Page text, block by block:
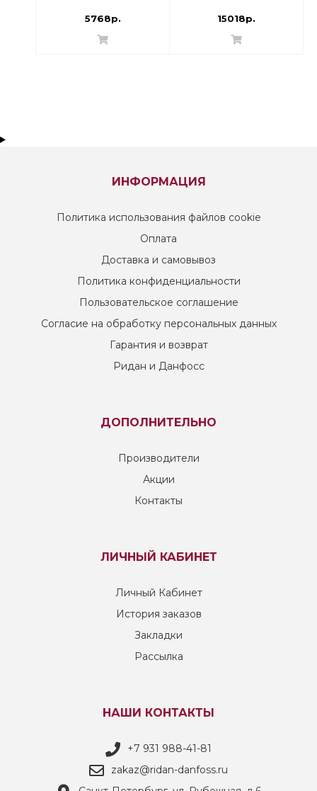
5768р. 15018р.
ИНФОРМАЦИЯ
Политика использования файлов cookie
Оплата
Доставка и самовывоз
Политика конфиденциальности
Пользовательское соглашение
Согласие на обработку персональных данных
Гарантия и возврат
Ридан и Данфосс
ДОПОЛНИТЕЛЬНО
Производители
Акции
Контакты
ЛИЧНЫЙ КАБИНЕТ
Личный Кабинет
История заказов
Закладки
Рассылка
НАШИ КОНТАКТЫ
+7 931 988-41-81
zakaz@ridan-danfoss.ru